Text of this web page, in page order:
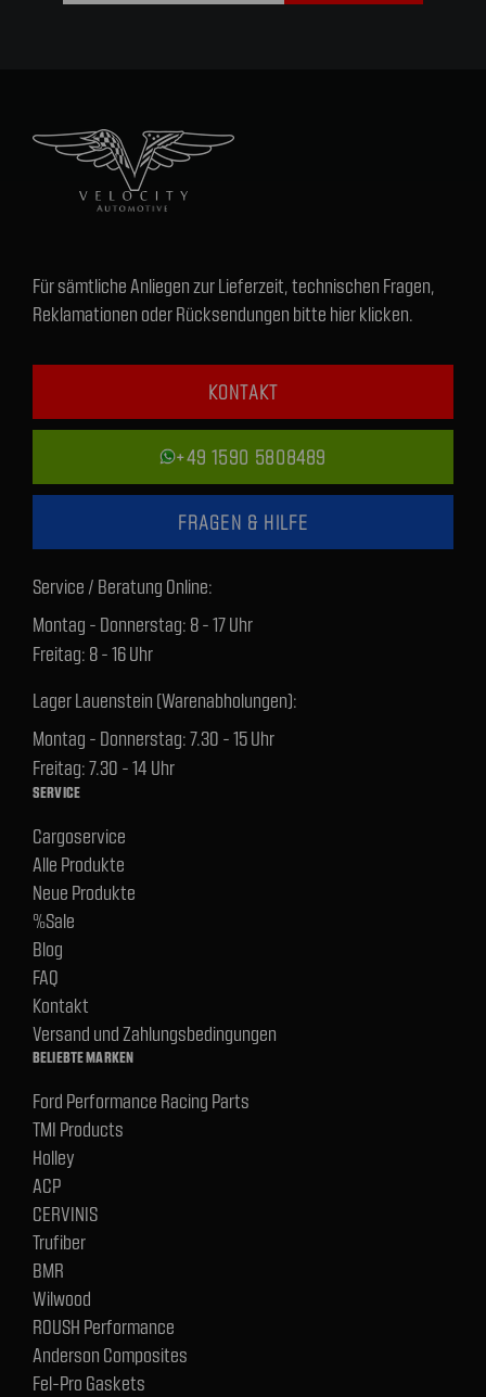
Für sämtliche Anliegen zur Lieferzeit, technischen Fragen,
Reklamationen oder Rücksendungen bitte hier klicken.
KONTAKT
+49 1590 5808489
FRAGEN & HILFE
Service / Beratung Online:
Montag - Donnerstag: 8 - 17 Uhr
Freitag: 8 - 16 Uhr
Lager Lauenstein (Warenabholungen):
Montag - Donnerstag: 7.30 - 15 Uhr
Freitag: 7.30 - 14 Uhr
SERVICE
Cargoservice
Alle Produkte
Neue Produkte
%Sale
Blog
FAQ
Kontakt
Versand und Zahlungsbedingungen
BELIEBTE MARKEN
Ford Performance Racing Parts
TMI Products
Holley
ACP
CERVINIS
Trufiber
BMR
Wilwood
ROUSH Performance
Anderson Composites
Fel-Pro Gaskets